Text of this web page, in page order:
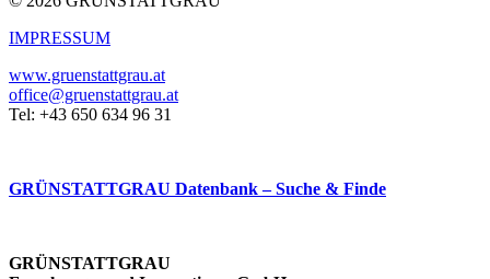
IMPRESSUM
www.gruenstattgrau.at
office@gruenstattgrau.at
Tel: +43 650 634 96 31
GRÜNSTATTGRAU Datenbank – Suche & Finde
GRÜNSTATTGRAU